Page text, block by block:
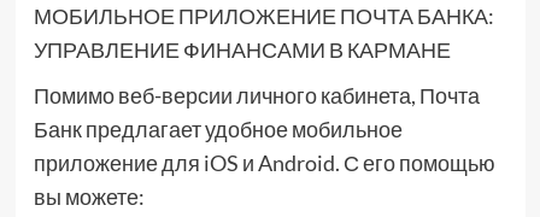
МОБИЛЬНОЕ ПРИЛОЖЕНИЕ ПОЧТА БАНКА:
УПРАВЛЕНИЕ ФИНАНСАМИ В КАРМАНЕ
Помимо веб-версии личного кабинета, Почта
Банк предлагает удобное мобильное
приложение для iOS и Android. С его помощью
вы можете: